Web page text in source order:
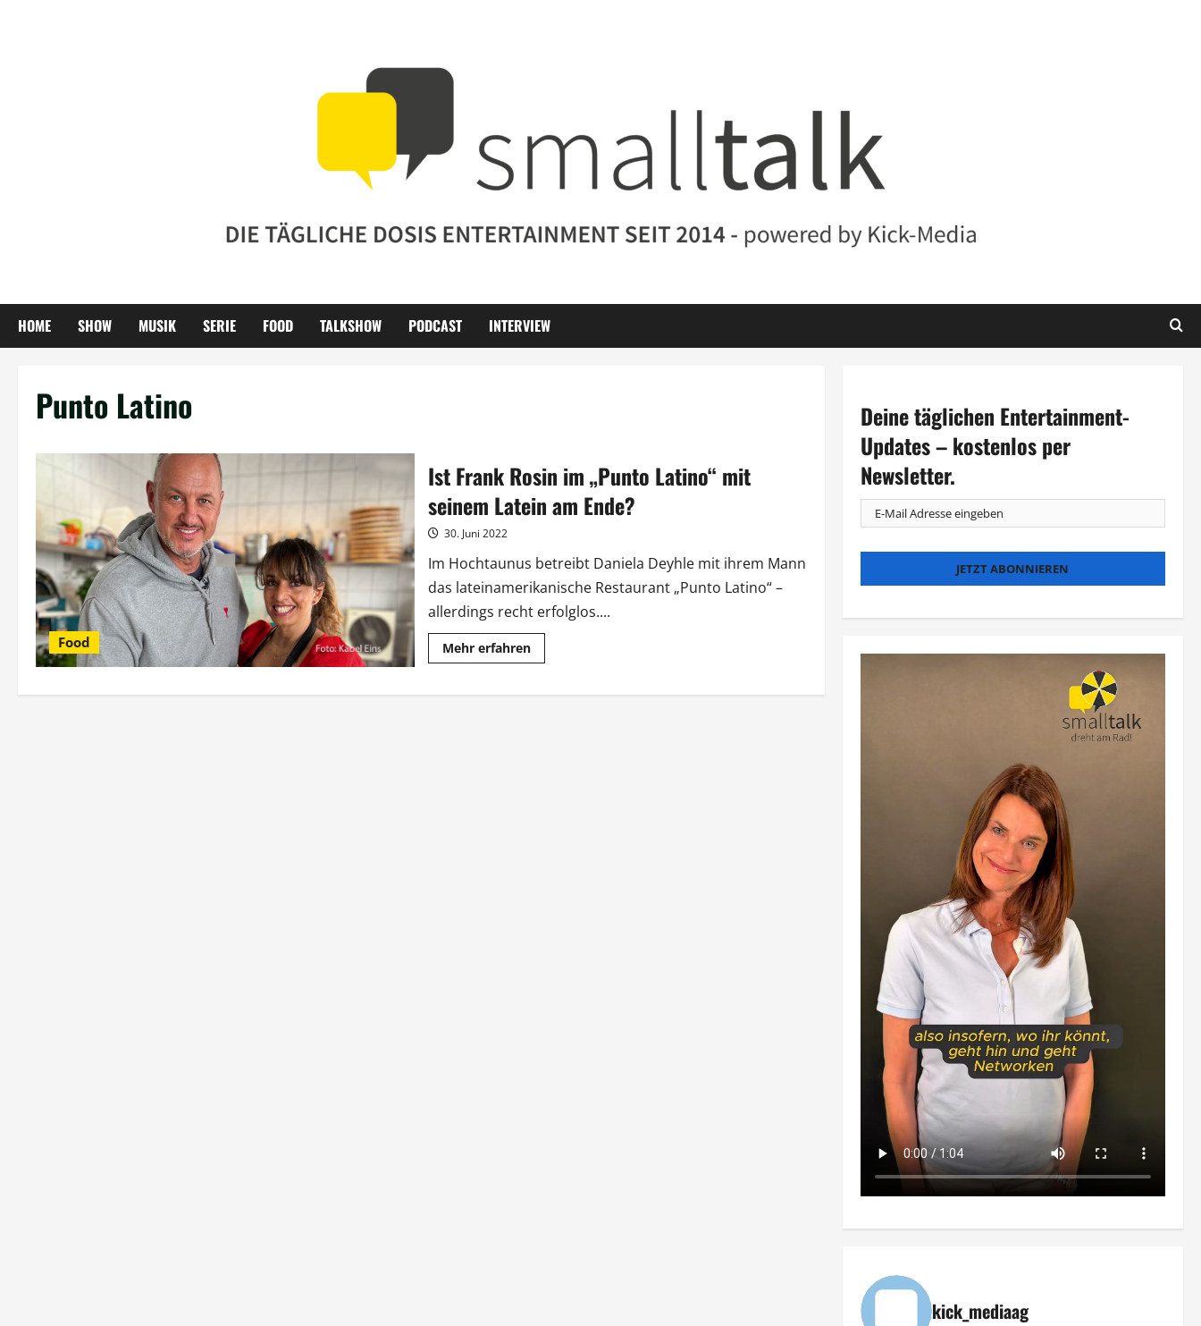
HOME SHOW MUSIK SERIE FOOD TALKSHOW PODCAST INTERVIEW
Punto Latino
Food
Ist Frank Rosin im „Punto Latino“ mit
seinem Latein am Ende?
30. Juni 2022
Im Hochtaunus betreibt Daniela Deyhle mit ihrem Mann
das lateinamerikanische Restaurant „Punto Latino“ –
allerdings recht erfolglos....
Mehr erfahrenMehr
Informationen
Frank
Deine täglichen Entertainment-
Updates – kostenlos per
Newsletter.
kick_mediaag